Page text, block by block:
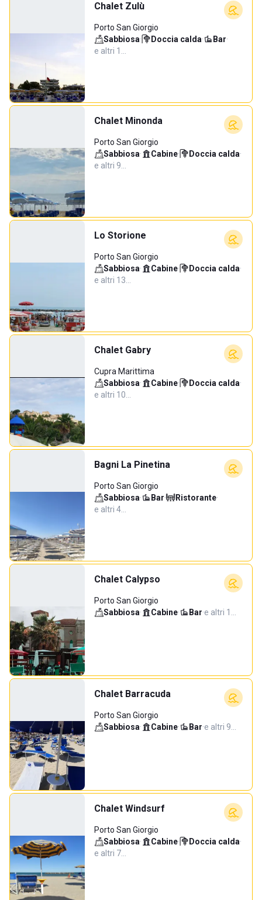
Chalet Zulù
Porto San Giorgio
Sabbiosa· Doccia calda· Bar·
e altri 1…
Chalet Minonda
Porto San Giorgio
Sabbiosa· Cabine· Doccia calda·
e altri 9…
Lo Storione
Porto San Giorgio
Sabbiosa· Cabine· Doccia calda·
e altri 13…
Chalet Gabry
Cupra Marittima
Sabbiosa· Cabine· Doccia calda·
e altri 10…
Bagni La Pinetina
Porto San Giorgio
Sabbiosa· Bar· Ristorante·
e altri 4…
Chalet Calypso
Porto San Giorgio
Sabbiosa· Cabine· Bar·e altri 1…
Chalet Barracuda
Porto San Giorgio
Sabbiosa· Cabine· Bar·e altri 9…
Chalet Windsurf
Porto San Giorgio
Sabbiosa· Cabine· Doccia calda·
e altri 7…